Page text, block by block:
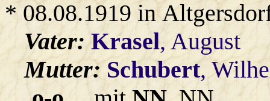
* 08.08.1919 in
Vater:Krasel, August
Mutter:Schubert,